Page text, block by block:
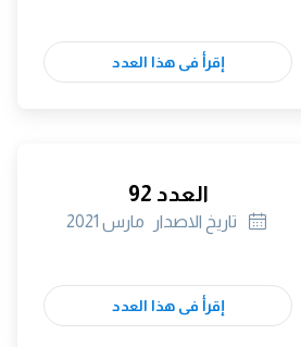
إقرأ فى هذا العدد
العدد 92
تاريخ الاصدار مارس 2021
إقرأ فى هذا العدد